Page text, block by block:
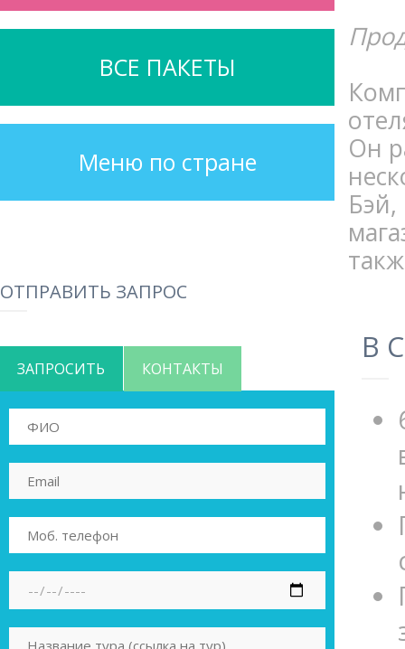
ВСЕ ПАКЕТЫ
Меню по стране
Он
ОТПРАВИТЬ ЗАПРОС
ЗАПРОСИТЬ КОНТАКТЫ
В